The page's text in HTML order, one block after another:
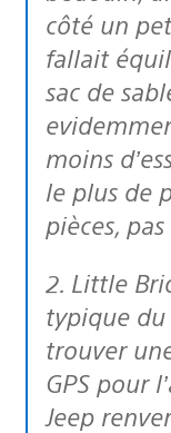
côté un
fallait
sac de
moins
le plus de
pièces,
2. Little Bridge : à cet endroit
typique
trouver
GPS pour
Jeep